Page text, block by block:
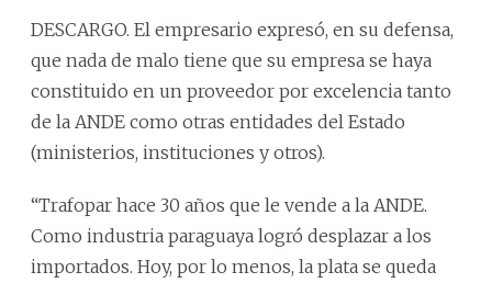
DESCARGO. El empresario expresó, en su defensa,
que nada de malo tiene que su empresa se haya
constituido en un proveedor por excelencia tanto
de la ANDE como otras entidades del Estado
(ministerios, instituciones y otros).
“Trafopar hace 30 años que le vende a la ANDE.
Como industria paraguaya logró desplazar a los
importados. Hoy, por lo menos, la plata se queda